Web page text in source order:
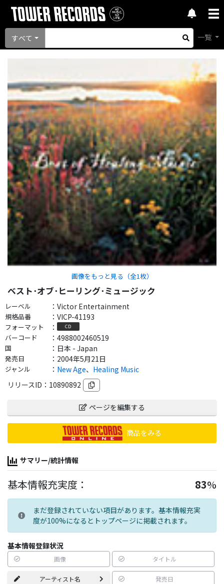
すべて 一覧
画像をもっと見る（全1 枚）
ベスト･オブ･ヒーリング･ミュージック
レーベル ： Victor Entertainment
規格品番 ： VICP-41193
フォーマット ： CD
バーコード ： 4988002460519
国 ： 日本 - Japan
発売日 ： 2004年5月21日
ジャンル ： New Age、 Healing Music
リリースID： 10890892
ページを編集する
商品をみる
サマリー/統計情報
基本情報充実度： 83%
まだ登録されていない項目があります。基本情報充実
度が100%になるとトップページに掲載されます。
基本情報登録状況
画像 タイトル
アーティスト名 発売日